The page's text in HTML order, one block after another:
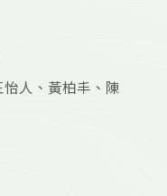
人、黃柏丰、陳